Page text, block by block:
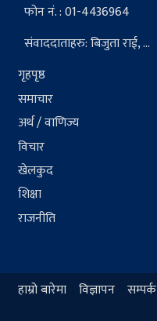
फोन नं. : 01-4436964
संवाददाताहरु: बिजुता राई, ...
गृहपृष्ठ
समाचार
अर्थ / वाणिज्य
विचार
खेलकुद
शिक्षा
राजनीति
हाम्रो बारेमा विज्ञापन सम्पर्क